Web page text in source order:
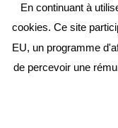
Politique de
Conditions générales
© 2026
En continuant à
cookies. Ce site
EU, un programme
de percevoir une